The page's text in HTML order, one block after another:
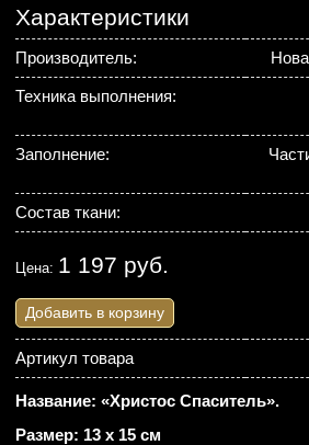
Характеристики
Производитель:
Техника выполнения:
Заполнение:
Состав ткани:
Цена: 1 197 руб.
Добавить в корзину
Артикул товара
Название: «Христос Спаситель».
Размер: 13 х 15 см